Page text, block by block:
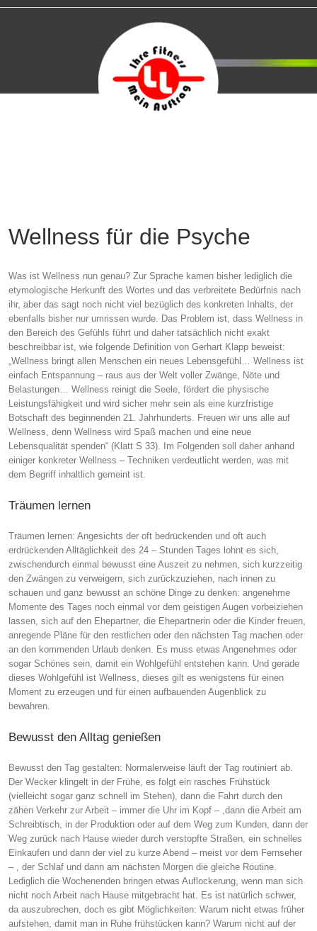
Wellness für die Psyche
Was ist Wellness nun genau? Zur Sprache kamen bisher lediglich die
etymologische Herkunft des Wortes und das verbreitete Bedürfnis nach
ihr, aber das sagt noch nicht viel bezüglich des konkreten Inhalts, der
ebenfalls bisher nur umrissen wurde. Das Problem ist, dass Wellness in
den Bereich des Gefühls führt und daher tatsächlich nicht exakt
beschreibbar ist, wie folgende Definition von Gerhart Klapp beweist:
„Wellness bringt allen Menschen ein neues Lebensgefühl… Wellness ist
einfach Entspannung – raus aus der Welt voller Zwänge, Nöte und
Belastungen… Wellness reinigt die Seele, fördert die physische
Leistungsfähigkeit und wird sicher mehr sein als eine kurzfristige
Botschaft des beginnenden 21. Jahrhunderts. Freuen wir uns alle auf
Wellness, denn Wellness wird Spaß machen und eine neue
Lebensqualität spenden“ (Klatt S 33). Im Folgenden soll daher anhand
einiger konkreter Wellness – Techniken verdeutlicht werden, was mit
dem Begriff inhaltlich gemeint ist.
Träumen lernen
Träumen lernen: Angesichts der oft bedrückenden und oft auch
erdrückenden Alltäglichkeit des 24 – Stunden Tages lohnt es sich,
zwischendurch einmal bewusst eine Auszeit zu nehmen, sich kurzzeitig
den Zwängen zu verweigern, sich zurückzuziehen, nach innen zu
schauen und ganz bewusst an schöne Dinge zu denken: angenehme
Momente des Tages noch einmal vor dem geistigen Augen vorbeiziehen
lassen, sich auf den Ehepartner, die Ehepartnerin oder die Kinder freuen,
anregende Pläne für den restlichen oder den nächsten Tag machen oder
an den kommenden Urlaub denken. Es muss etwas Angenehmes oder
sogar Schönes sein, damit ein Wohlgefühl entstehen kann. Und gerade
dieses Wohlgefühl ist Wellness, dieses gilt es wenigstens für einen
Moment zu erzeugen und für einen aufbauenden Augenblick zu
bewahren.
Bewusst den Alltag genießen
Bewusst den Tag gestalten: Normalerweise läuft der Tag routiniert ab.
Der Wecker klingelt in der Frühe, es folgt ein rasches Frühstück
(vielleicht sogar ganz schnell im Stehen), dann die Fahrt durch den
zähen Verkehr zur Arbeit – immer die Uhr im Kopf – ,dann die Arbeit am
Schreibtisch, in der Produktion oder auf dem Weg zum Kunden, dann der
Weg zurück nach Hause wieder durch verstopfte Straßen, ein schnelles
Einkaufen und dann der viel zu kurze Abend – meist vor dem Fernseher
– , der Schlaf und dann am nächsten Morgen die gleiche Routine.
Lediglich die Wochenenden bringen etwas Auflockerung, wenn man sich
nicht noch Arbeit nach Hause mitgebracht hat. Es ist natürlich schwer,
da auszubrechen, doch es gibt Möglichkeiten: Warum nicht etwas früher
aufstehen, damit man in Ruhe frühstücken kann? Warum nicht auf der